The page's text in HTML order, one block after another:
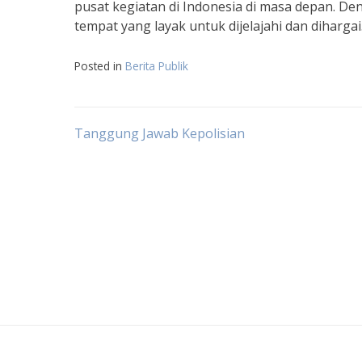
pusat kegiatan di Indonesia di masa depan.
tempat yang layak untuk dijelajahi dan
Posted in Berita Publik
Post
Tanggung Jawab Kepolisian